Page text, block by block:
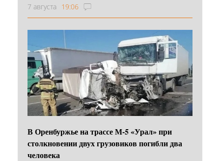
7 августа 19:06
В Оренбуржье на трассе М-5 «Урал» при
столкновении двух грузовиков погибли два
человека